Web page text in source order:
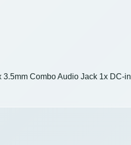
Combo Audio Jack 1x DC-in